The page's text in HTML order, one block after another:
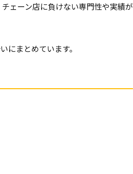
ェーン店に負けない専門性や実績が
にまとめています。